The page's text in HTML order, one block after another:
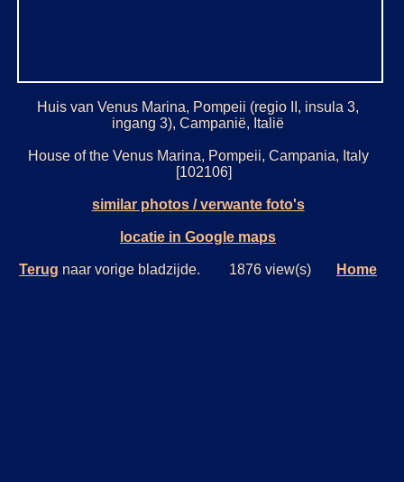
Huis van Venus Marina, Pompeii (regio II, insula 3,
ingang 3), Campanië, Italië
House of the Venus Marina, Pompeii, Campania, Italy
[102106]
similar photos / verwante foto's
locatie in Google maps
Terug naar vorige bladzijde. 1876 view(s) Home